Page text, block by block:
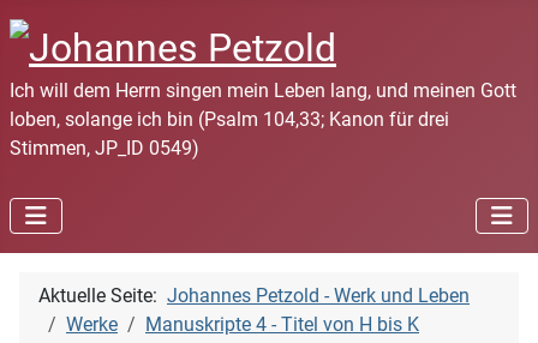
Ich will dem Herrn singen mein Leben lang, und meinen Gott
loben, solange ich bin (Psalm 104,33; Kanon für drei
Stimmen, JP_ID 0549)
Aktuelle Seite: Johannes Petzold - Werk und Leben
Werke
Manuskripte 4 - Titel von H bis K